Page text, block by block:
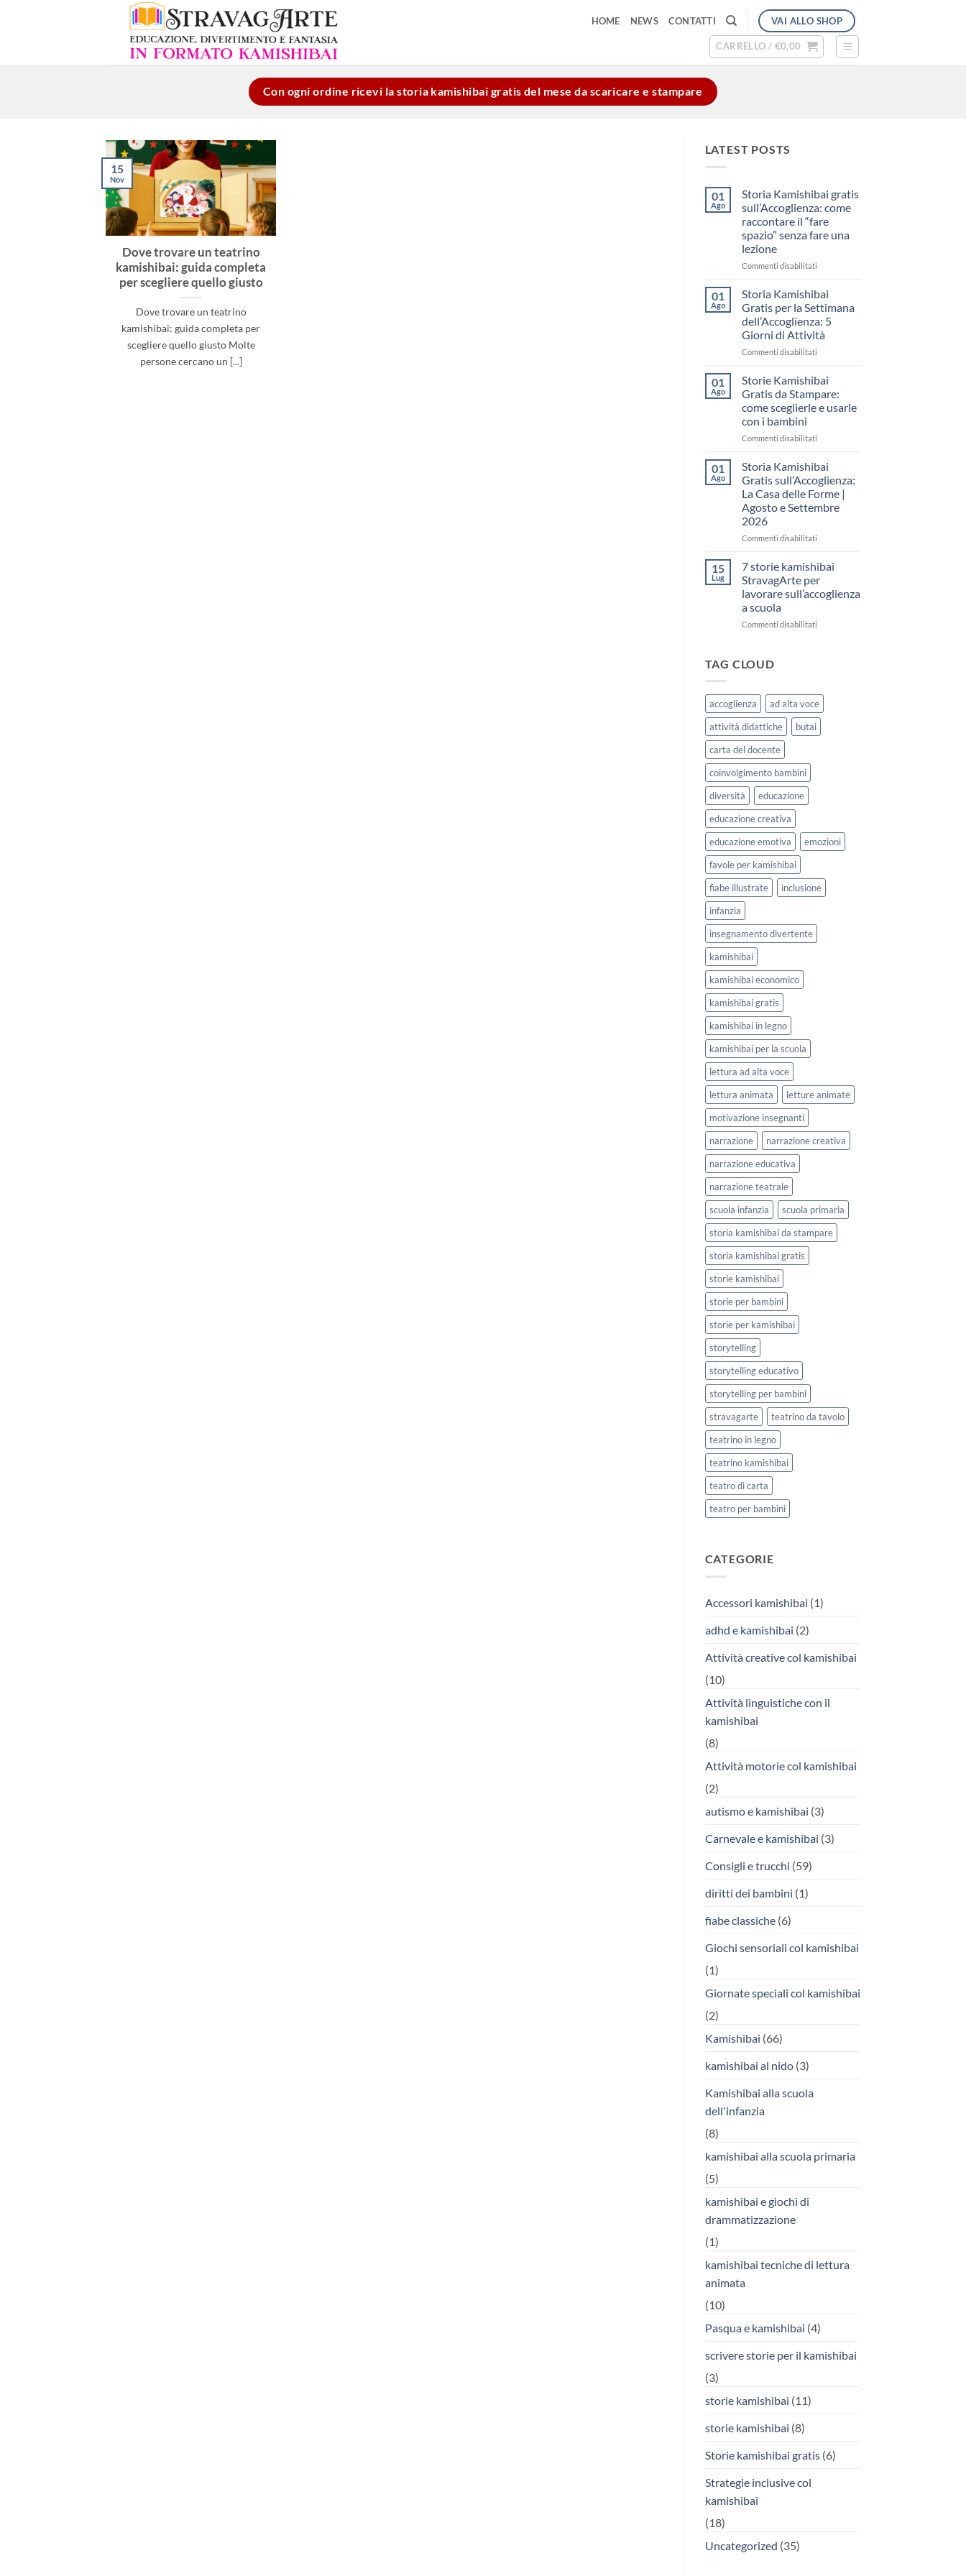
HOME NEWS CONTATTI VAI ALLO SHOP
CARRELLO / €0,00
Con ogni ordine ricevi la storia kamishibai gratis del mese da scaricare e stampare
Dove trovare un teatrino
kamishibai: guida completa
per scegliere quello giusto
Dove trovare un teatrino
kamishibai: guida completa per
scegliere quello giusto Molte
persone cercano un [...]
15
Nov
LATEST POSTS
01
Ago
Storia Kamishibai gratis
sull’Accoglienza: come
raccontare il “fare
spazio” senza fare una
lezione
Commenti disabilitatisu
Kamishibai
gratis
sull’Accoglienza:
come
raccontare
il
senza
fare
una
01
Ago
Storia Kamishibai
Gratis per la Settimana
dell’Accoglienza: 5
Giorni di Attività
Commenti disabilitatisu
Kamishibai
Gratis
per
la
dell’Accoglienza:
di
Attività
01
Ago
Storie Kamishibai
Gratis da Stampare:
come sceglierle e usarle
con i bambini
Commenti disabilitatisu
Kamishibai
Gratis
da
Stampare:
come
e
i
bambini
01
Ago
Storia Kamishibai
Gratis sull’Accoglienza:
La Casa delle Forme |
Agosto e Settembre
2026
Commenti disabilitatisu
Kamishibai
Gratis
sull’Accoglienza:
La
delle
2026
15
Lug
7 storie kamishibai
StravagArte per
lavorare sull’accoglienza
a scuola
Commenti disabilitatisu
lavorare
sull’accoglienza
a
scuola
TAG CLOUD
accoglienza
ad alta voce
attività didattiche
butai
carta del docente
coinvolgimento bambini
diversità
educazione
educazione creativa
educazione emotiva
emozioni
favole per kamishibai
fiabe illustrate
inclusione
infanzia
insegnamento divertente
kamishibai
kamishibai economico
kamishibai gratis
kamishibai in legno
kamishibai per la scuola
lettura ad alta voce
lettura animata
letture animate
motivazione insegnanti
narrazione
narrazione creativa
narrazione educativa
narrazione teatrale
scuola infanzia
scuola primaria
storia kamishibai da stampare
storia kamishibai gratis
storie kamishibai
storie per bambini
storie per kamishibai
storytelling
storytelling educativo
storytelling per bambini
stravagarte
teatrino da tavolo
teatrino in legno
teatrino kamishibai
teatro di carta
teatro per bambini
CATEGORIE
Accessori kamishibai (1)
adhd e kamishibai (2)
Attività creative col kamishibai
(10)
Attività linguistiche con il
kamishibai
(8)
Attività motorie col kamishibai
(2)
autismo e kamishibai (3)
Carnevale e kamishibai (3)
Consigli e trucchi (59)
diritti dei bambini (1)
fiabe classiche(6)
Giochi sensoriali col kamishibai
(1)
Giornate speciali col kamishibai
(2)
Kamishibai (66)
kamishibai al nido(3)
Kamishibai alla scuola
dell'infanzia
(8)
kamishibai alla scuola primaria
(5)
kamishibai e giochi di
drammatizzazione
(1)
kamishibai tecniche di lettura
animata
(10)
Pasqua e kamishibai (4)
scrivere storie per il kamishibai
(3)
storie kamishibai (11)
storie kamishibai (8)
Storie kamishibai gratis(6)
Strategie inclusive col
kamishibai
(18)
Uncategorized (35)